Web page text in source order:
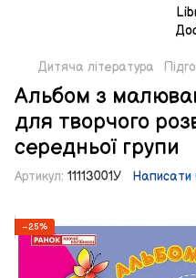
Дитяча література
Альбом з
для творчого
середньої групи
Артикул: 11113001У Написати
−25%